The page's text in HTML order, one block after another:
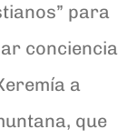
para
conciencia
a
que